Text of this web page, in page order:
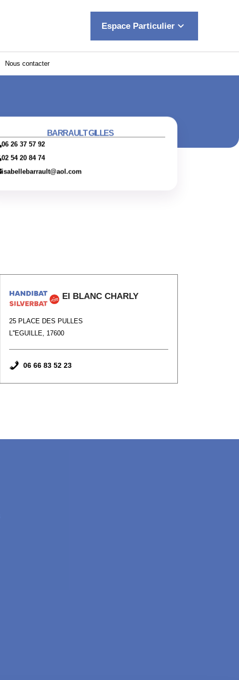
Espace Particulier keyboard_arrow_down
Nous contacter
BARRAULT GILLES
06 26 37 57 92
02 54 20 84 74
isabellebarrault@aol.com
EI BLANC CHARLY
25 PLACE DES PULLES
L''EGUILLE, 17600
06 66 83 52 23